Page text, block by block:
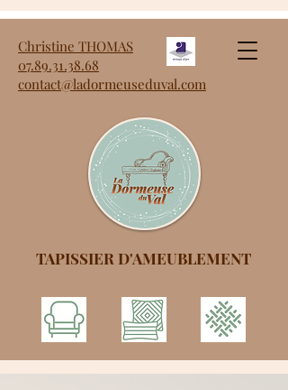
Christine THOMAS
07.89.31.38.68
contact@ladormeuseduval.com
TAPISSIER D'AMEUBLEMENT